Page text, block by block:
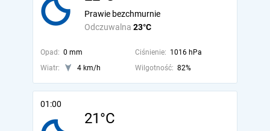
Odczuwalna 23°C
Prawie bezchmurnie
Opad: 0 mm Ciśnienie: 1016 hPa
Wiatr:
4 km/h Wilgotność: 82%
01:00
21°C